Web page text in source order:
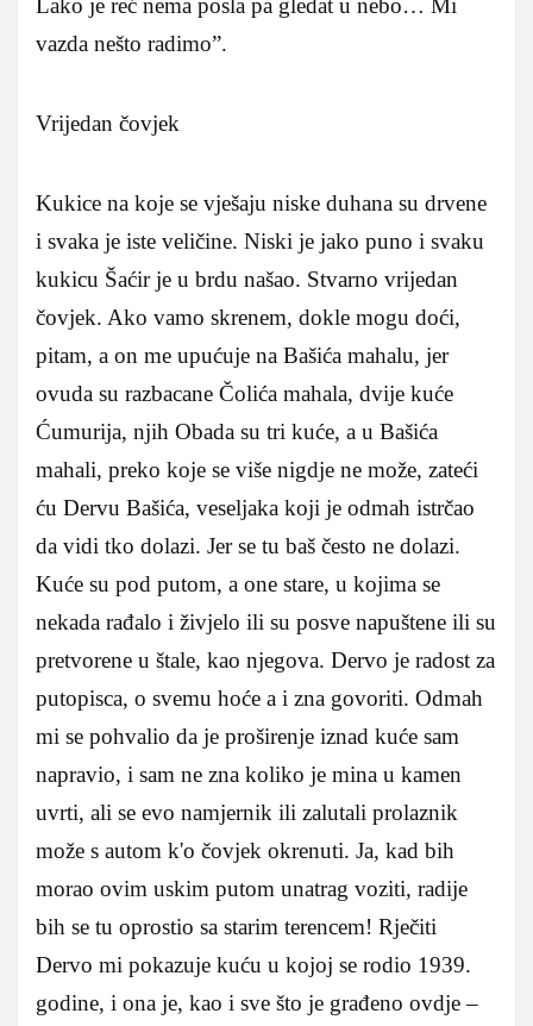
vazda nešto radimo”.
Vrijedan čovjek
Kukice na koje se vješaju niske duhana su drvene
i svaka je iste veličine. Niski je jako puno i svaku
kukicu Šaćir je u brdu našao. Stvarno vrijedan
čovjek. Ako vamo skrenem, dokle mogu doći,
pitam, a on me upućuje na Bašića mahalu, jer
ovuda su razbacane Čolića mahala, dvije kuće
Ćumurija, njih Obada su tri kuće, a u Bašića
mahali, preko koje se više nigdje ne može, zateći
ću Dervu Bašića, veseljaka koji je odmah istrčao
da vidi tko dolazi. Jer se tu baš često ne dolazi.
Kuće su pod putom, a one stare, u kojima se
nekada rađalo i živjelo ili su posve napuštene ili su
pretvorene u štale, kao njegova. Dervo je radost za
putopisca, o svemu hoće a i zna govoriti. Odmah
mi se pohvalio da je proširenje iznad kuće sam
napravio, i sam ne zna koliko je mina u kamen
uvrti, ali se evo namjernik ili zalutali prolaznik
može s autom k'o čovjek okrenuti. Ja, kad bih
morao ovim uskim putom unatrag voziti, radije
bih se tu oprostio sa starim terencem! Rječiti
Dervo mi pokazuje kuću u kojoj se rodio 1939.
godine, i ona je, kao i sve što je građeno ovdje –